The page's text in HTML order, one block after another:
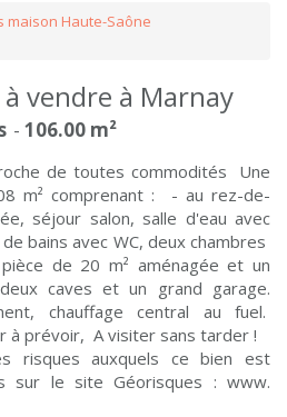
maison Haute-Saône
vendre à Marnay
106.00 m²
de toutes commodités Une
m² comprenant : - au rez-de-
séjour salon, salle d'eau avec
bains avec WC, deux chambres
de 20 m² aménagée et un
caves et un grand garage.
chauffage central au fuel.
à prévoir, A visiter sans tarder !
risques auxquels ce bien est
sur le site Géorisques : www.